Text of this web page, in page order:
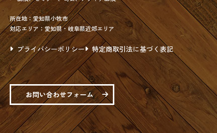
所在地：愛知県小牧市
対応エリア：愛知県・岐阜県近郊エリア
プライバシーポリシー 特定商取引法に基づく表記
お問い合わせフォーム